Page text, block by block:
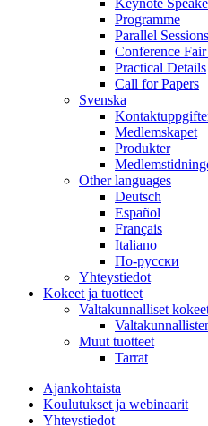
Keynote
Programme
Parallel Sessions
Conference
Practical Details
Call for Papers
Svenska
Medlemskapet
Produkter
Other languages
Deutsch
Español
Français
Italiano
По-русски
Yhteystiedot
Kokeet ja tuotteet
Valtakunnalliset
Muut tuotteet
Tarrat
Ajankohtaista
Koulutukset ja webinaarit
Yhteystiedot